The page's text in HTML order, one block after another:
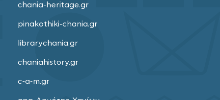
chania-heritage.gr
pinakothiki-chania.gr
librarychania.gr
chaniahistory.gr
c-a-m.gr